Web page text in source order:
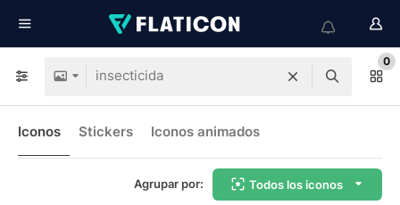
0
Iconos Stickers Iconos animados
Agrupar por: Todos los iconos